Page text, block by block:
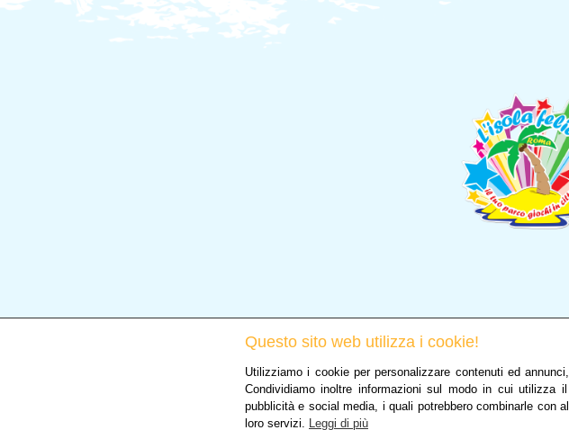
Local Web – Agenzia Web Marketing Milano
Questo sito web utilizza i cookie!
Utilizziamo i cookie per personalizzare contenuti ed
Condividiamo inoltre informazioni sul modo in cui
pubblicità e social media, i quali potrebbero combinarle con
loro servizi. Leggi di più